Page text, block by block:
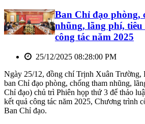
Ban Chỉ đạo phòng,
nhũng, lãng phí,
công tác năm 2025
25/12/2025 08:28:00 PM
Ngày 25/12, đồng chí Trịnh Xuân
ban Chỉ đạo phòng, chống tham nhũng,
Chỉ đạo) chủ trì Phiên họp thứ 3 để thảo
kết quả công tác năm 2025, Chương trình
Ban Chỉ đạo.